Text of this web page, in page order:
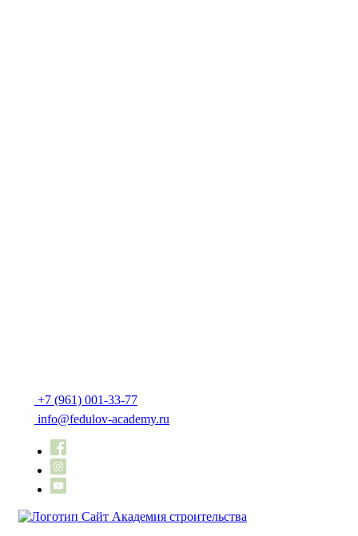
+7 (961) 001-33-77
info@fedulov-academy.ru